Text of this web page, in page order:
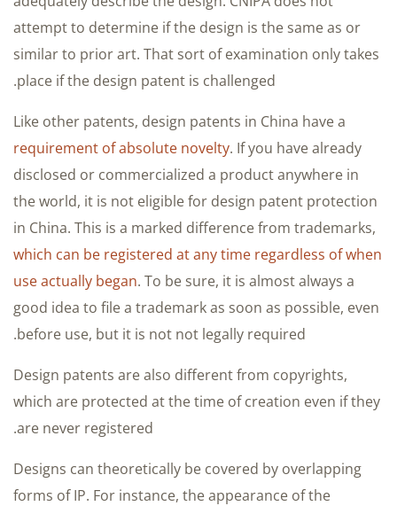
attempt to determine if the design is the same as or
similar to prior art. That sort of examination only takes
place if the design patent is challenged.
Like other patents, design patents in China have a
requirement of absolute novelty. If you have already
disclosed or commercialized a product anywhere in
the world, it is not eligible for design patent protection
in China. This is a marked difference from trademarks,
which can be registered at any time regardless of when
use actually began. To be sure, it is almost always a
good idea to file a trademark as soon as possible, even
before use, but it is not not legally required.
Design patents are also different from copyrights,
which are protected at the time of creation even if they
are never registered.
Designs can theoretically be covered by overlapping
forms of IP. For instance, the appearance of the